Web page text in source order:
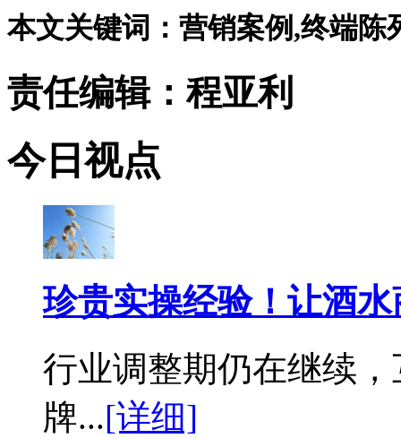
本文关键词：营销案例,终端陈
责任编辑：程亚利
今日视点
珍贵实操经验！让酒
行业调整期仍在继续
牌...[详细]